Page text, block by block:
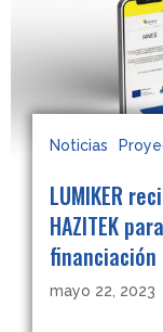
Noticias
LUMIKER
HAZITEK
financiación
mayo 22, 2023